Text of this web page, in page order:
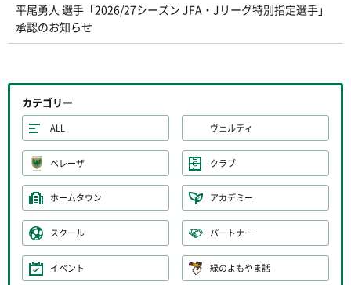
平尾勇人 選手「2026/27シーズン JFA・Jリーグ特別指定選手」
承認のお知らせ
カテゴリー
ALL ヴェルディ
ベレーザ クラブ
ホームタウン アカデミー
スクール パートナー
イベント 緑のよもやま話